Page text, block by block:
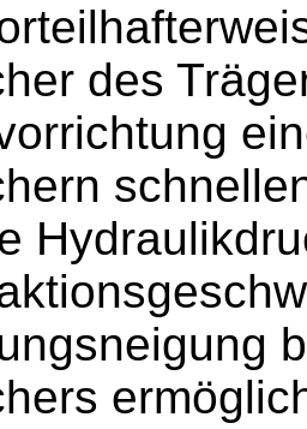
des